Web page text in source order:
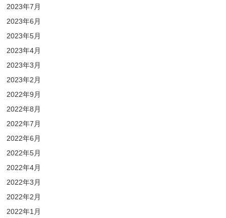
2023年7月
2023年6月
2023年5月
2023年4月
2023年3月
2023年2月
2022年9月
2022年8月
2022年7月
2022年6月
2022年5月
2022年4月
2022年3月
2022年2月
2022年1月